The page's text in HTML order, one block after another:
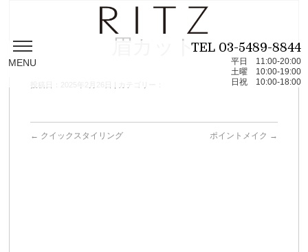
MENU
TEL 03-5489-8844
平日 11:00-20:00
土曜 10:00-19:00
日祝 10:00-18:00
眉カット
← クイックスタイリング ポイントメイク →